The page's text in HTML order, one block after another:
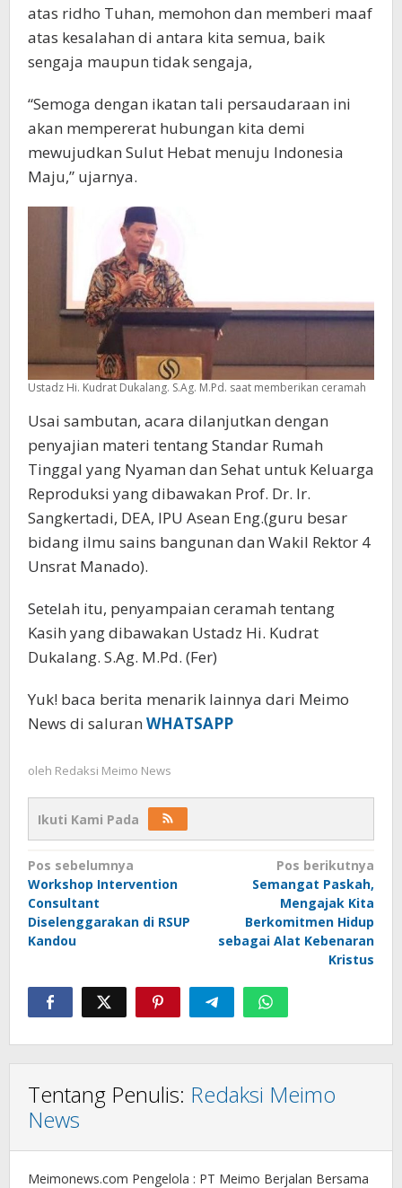
atas ridho Tuhan, memohon dan memberi maaf
atas kesalahan di antara kita semua, baik
sengaja maupun tidak sengaja,
“Semoga dengan ikatan tali persaudaraan ini
akan mempererat hubungan kita demi
mewujudkan Sulut Hebat menuju Indonesia
Maju,” ujarnya.
Ustadz Hi. Kudrat Dukalang. S.Ag. M.Pd. saat memberikan ceramah
Usai sambutan, acara dilanjutkan dengan
penyajian materi tentang Standar Rumah
Tinggal yang Nyaman dan Sehat untuk Keluarga
Reproduksi yang dibawakan Prof. Dr. Ir.
Sangkertadi, DEA, IPU Asean Eng.(guru besar
bidang ilmu sains bangunan dan Wakil Rektor 4
Unsrat Manado).
Setelah itu, penyampaian ceramah tentang
Kasih yang dibawakan Ustadz Hi. Kudrat
Dukalang. S.Ag. M.Pd. (Fer)
Yuk! baca berita menarik lainnya dari Meimo
News di saluran WHATSAPP
oleh Redaksi Meimo News
Ikuti Kami Pada
Navigasi
pos
Pos sebelumnya
Workshop Intervention
Consultant
Diselenggarakan di RSUP
Kandou
Pos berikutnya
Semangat Paskah,
Mengajak Kita
Berkomitmen Hidup
sebagai Alat Kebenaran
Kristus
Tentang Penulis: Redaksi Meimo
News
Meimonews.com Pengelola : PT Meimo Berjalan Bersama